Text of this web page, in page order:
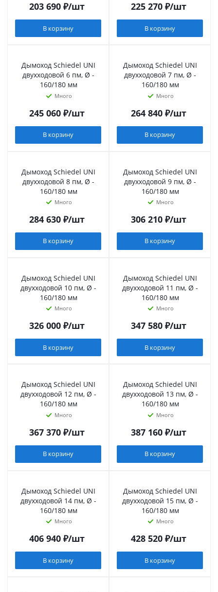
203 690₽/шт
В корзину
225 270₽/шт
В корзину
Дымоход Schiedel UNI
двухходовой 6 пм, Ø -
160/180 мм
Много
245 060₽/шт
В корзину
Дымоход Schiedel UNI
двухходовой 7 пм, Ø -
160/180 мм
Много
264 840₽/шт
В корзину
Дымоход Schiedel UNI
двухходовой 8 пм, Ø -
160/180 мм
Много
284 630₽/шт
В корзину
Дымоход Schiedel UNI
двухходовой 9 пм, Ø -
160/180 мм
Много
306 210₽/шт
В корзину
Дымоход Schiedel UNI
двухходовой 10 пм, Ø -
160/180 мм
Много
326 000₽/шт
В корзину
Дымоход Schiedel UNI
двухходовой 11 пм, Ø -
160/180 мм
Много
347 580₽/шт
В корзину
Дымоход Schiedel UNI
двухходовой 12 пм, Ø -
160/180 мм
Много
367 370₽/шт
В корзину
Дымоход Schiedel UNI
двухходовой 13 пм, Ø -
160/180 мм
Много
387 160₽/шт
В корзину
Дымоход Schiedel UNI
двухходовой 14 пм, Ø -
160/180 мм
Много
406 940₽/шт
В корзину
Дымоход Schiedel UNI
двухходовой 15 пм, Ø -
160/180 мм
Много
428 520₽/шт
В корзину